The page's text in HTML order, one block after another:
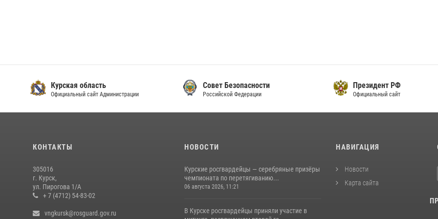
Курская область
Официальный сайт Администрации
Совет Безопасности
Российской Федерации
Президент РФ
Официальный сайт
КОНТАКТЫ
305016
г. Курск,
ул. Пирогова 1/А
+ 7 (4712) 54-83-02
vngkursk@rosguard.gov.ru
НОВОСТИ
Курские росгвардейцы — серебряные призёры
чемпионата по перетягиванию...
06 августа 2026, 11:21
В Курске росгвардейцы приняли участие в
НАВИГАЦИЯ
Новости
Карта сайта